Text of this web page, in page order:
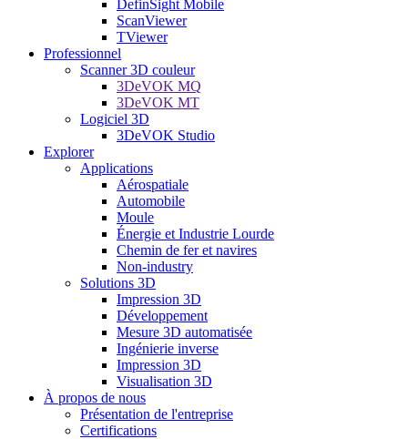
DefinSight Mobile
ScanViewer
TViewer
Professionnel
Scanner 3D couleur
3DeVOK MQ
3DeVOK MT
Logiciel 3D
3DeVOK Studio
Explorer
Applications
Aérospatiale
Automobile
Moule
Énergie et Industrie Lourde
Chemin de fer et navires
Non-industry
Solutions 3D
Impression 3D
Développement
Mesure 3D automatisée
Ingénierie inverse
Impression 3D
Visualisation 3D
À propos de nous
Présentation de l'entreprise
Certifications